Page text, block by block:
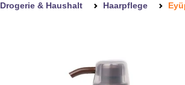
Drogerie & Haushalt Haarpflege